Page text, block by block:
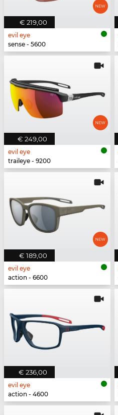
€ 219,00
evil eye
sense - 5600
€ 249,00
evil eye
traileye - 9200
€ 189,00
evil eye
action - 6600
€ 236,00
evil eye
action - 4600